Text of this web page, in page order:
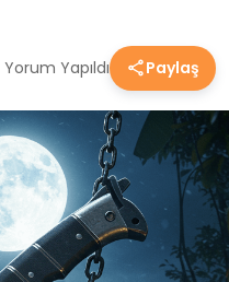
Yapıldı Paylaş